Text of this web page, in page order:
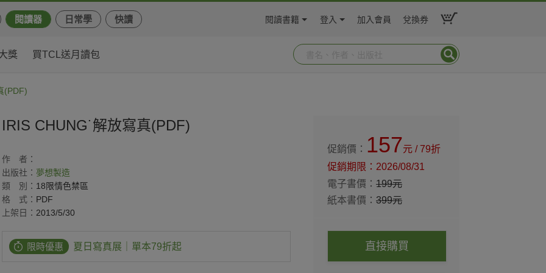
閱讀器 日常學 快讀 閱讀書籍 登入 加入會員 兌換券
獎 買TCL送月讀包
(PDF)
IRIS CHUNG˙解放寫真(PDF)
作
者：
出版社： 夢想製造
類
別： 18限情色禁區
格
式： PDF
上架日： 2013/5/30
限時優惠 夏日寫真展｜單本79折起
促銷價： 157元/ 79折
促銷期限： 2026/08/31
電子書價：199元
紙本書價：399元
直接購買